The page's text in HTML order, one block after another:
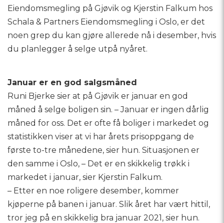
Eiendomsmegling på Gjøvik og Kjerstin Falkum hos
Schala & Partners Eiendomsmegling i Oslo, er det
noen grep du kan gjøre allerede nå i desember, hvis
du planlegger å selge utpå nyåret.
Januar er en god salgsmåned
Runi Bjerke sier at på Gjøvik er januar en god
måned å selge boligen sin. – Januar er ingen dårlig
måned for oss. Det er ofte få boliger i markedet og
statistikken viser at vi har årets prisoppgang de
første to-tre månedene, sier hun. Situasjonen er
den samme i Oslo, – Det er en skikkelig trøkk i
markedet i januar, sier Kjerstin Falkum.
– Etter en noe roligere desember, kommer
kjøperne på banen i januar. Slik året har vært hittil,
tror jeg på en skikkelig bra januar 2021, sier hun.